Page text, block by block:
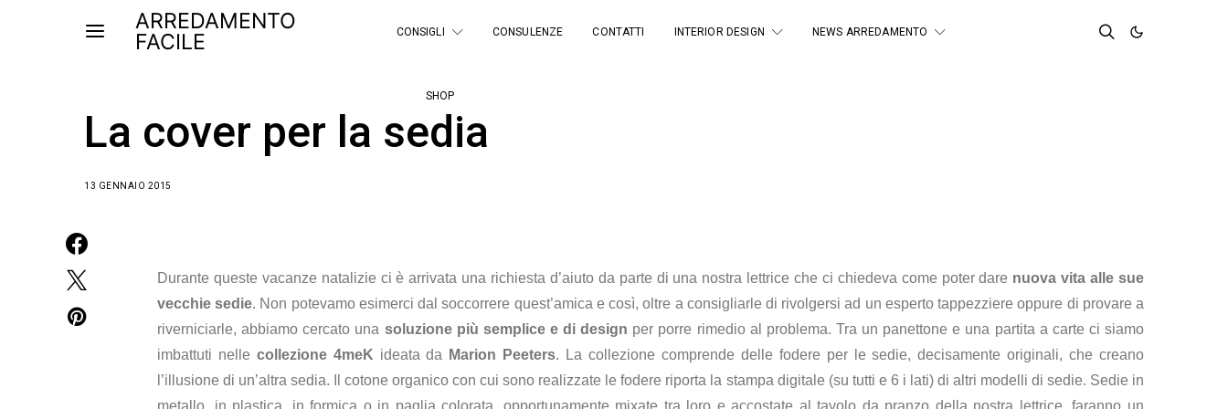
ARREDAMENTO
FACILE
CONSIGLI CONSULENZE CONTATTI INTERIOR DESIGN NEWS ARREDAMENTO
SHOP
La cover per la sedia
13 GENNAIO 2015
Durante queste vacanze natalizie ci è arrivata una richiesta d’aiuto da parte di una nostra lettrice che ci chiedeva come poter dare nuova vita alle sue
vecchie sedie. Non potevamo esimerci dal soccorrere quest’amica e così, oltre a consigliarle di rivolgersi ad un esperto tappezziere oppure di provare a
riverniciarle, abbiamo cercato una soluzione più semplice e di design per porre rimedio al problema. Tra un panettone e una partita a carte ci siamo
imbattuti nelle collezione 4meK ideata da Marion Peeters. La collezione comprende delle fodere per le sedie, decisamente originali, che creano
l’illusione di un’altra sedia. Il cotone organico con cui sono realizzate le fodere riporta la stampa digitale (su tutti e 6 i lati) di altri modelli di sedie. Sedie in
metallo, in plastica, in formica o in paglia colorata, opportunamente mixate tra loro e accostate al tavolo da pranzo della nostra lettrice, faranno un